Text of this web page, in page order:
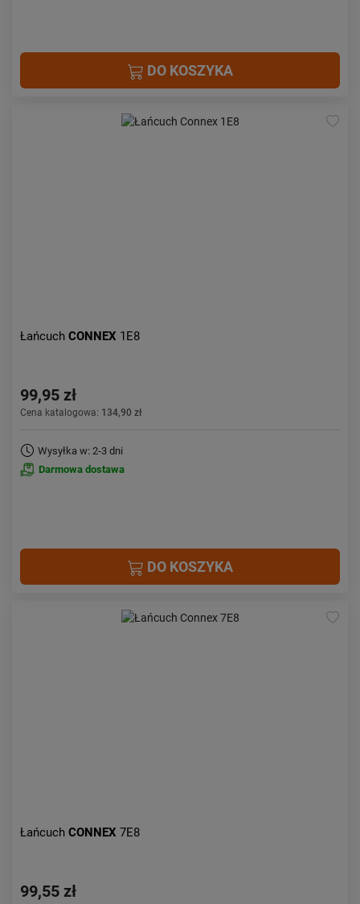
DO KOSZYKA
Łańcuch CONNEX 1E8
99,95 zł
Cena katalogowa: 134,90 zł
Wysyłka w: 2-3 dni
Darmowa dostawa
DO KOSZYKA
Łańcuch CONNEX 7E8
99,55 zł